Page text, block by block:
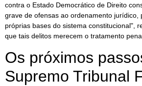
contra o Estado Democrático de Direito
grave de ofensas ao ordenamento jurídico,
próprias bases do sistema constitucional",
que tais delitos merecem o tratamento
Os próximos
Supremo Tribunal